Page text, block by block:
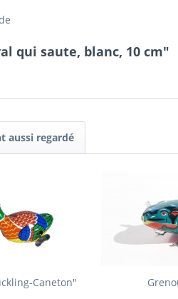
qui saute, blanc, 10 cm"
aussi regardé
Caneton"